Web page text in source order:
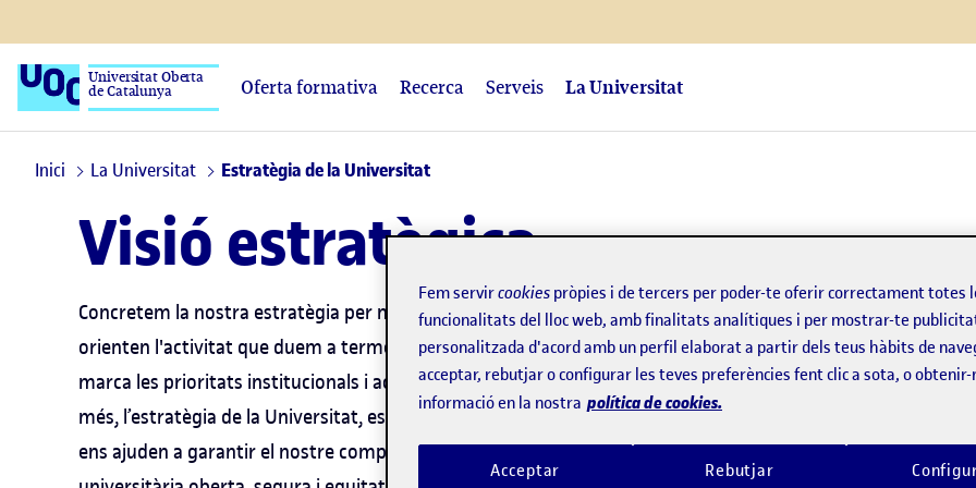
Universitat Oberta
de Catalunya Oferta formativa Recerca Serveis La Universitat
Inici La Universitat Estratègia de la Universitat
Visió estratègica
Concretem la nostra estratègia per mitjà dels plans estratègics, que
orienten l'activitat que duem a terme. ElPla estratègic 2026-2030ens
marca les prioritats institucionals i actua com a full de ruta per avançar. A
més, l’estratègia de la Universitat, es complementa amb diversos plans que
ens ajuden a garantir el nostre compromís amb una comunitat
Fem servircookies pròpies i de tercers per poder-te oferir correctament totes
funcionalitats del lloc web, amb finalitats analítiques i per mostrar-te
personalitzada d'acord amb un perfil elaborat a partir dels teus hàbits de
acceptar, rebutjar o configurar les teves preferències fent clic a sota, o obtenir-
informació en la nostra política de cookies.
Rebutjar
Acceptar